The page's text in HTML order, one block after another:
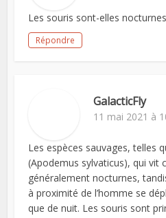
Les souris sont-elles
Répondre
GalacticFly
11 mai 2021 à
Les espèces sauvages, telles
(Apodemus sylvaticus), qui vit
généralement nocturnes,
à proximité de l’homme se
que de nuit. Les souris sont